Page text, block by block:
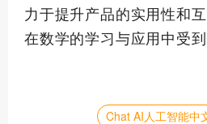
力于提升产品的实用性和
在数学的学习与应用中受到
Chat AI人工智能中